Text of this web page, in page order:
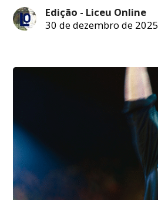
Edição - Liceu Online
30 de dezembro de 2025